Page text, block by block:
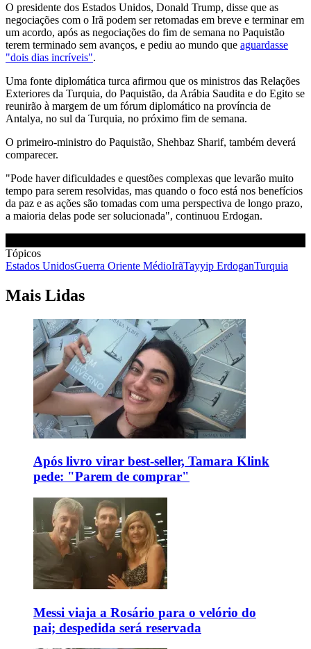
O presidente dos Estados Unidos, Donald Trump, disse que as
negociações com o Irã podem ser retomadas em breve e terminar em
um acordo, após as negociações do fim de semana no Paquistão
terem terminado sem avanços, e pediu ao mundo que aguardasse
"dois dias incríveis".
Uma fonte diplomática turca afirmou que os ministros das Relações
Exteriores da Turquia, do Paquistão, da Arábia Saudita e do Egito se
reunirão à margem de um fórum diplomático na província de
Antalya, no sul da Turquia, no próximo fim de semana.
O primeiro-ministro do Paquistão, Shehbaz Sharif, também deverá
comparecer.
"Pode haver dificuldades e questões complexas que levarão muito
tempo para serem resolvidas, mas quando o foco está nos benefícios
da paz e as ações são tomadas com uma perspectiva de longo prazo,
a maioria delas pode ser solucionada", continuou Erdogan.
Tópicos
Estados UnidosGuerra Oriente MédioIrãTayyip ErdoganTurquia
Mais Lidas
Após livro virar best-seller, Tamara Klink
pede: "Parem de comprar"
Messi viaja a Rosário para o velório do
pai; despedida será reservada